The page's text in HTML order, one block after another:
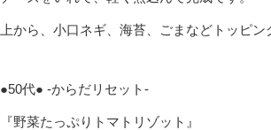
●50代● -からだリセット-
『野菜たっぷりトマトリゾット』